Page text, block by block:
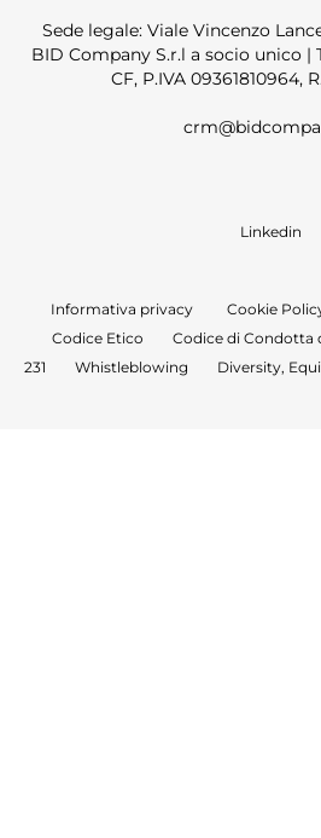
Sede legale: Viale Vincenzo
BID Company S.r.l a socio unico
CF, P.IVA 09361810964,
Informativa privacy Cookie
Codice Etico
Codice di Condotta
231
Whistleblowing Diversity,
Linkedin